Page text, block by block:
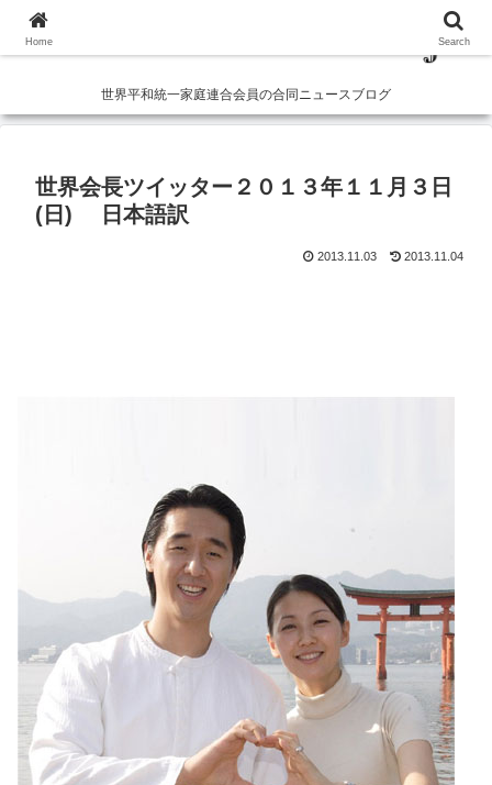
世界平和統一家庭連合会員の合同ニュースブログ
世界会長ツイッター２０１３年１１月３日
(日) 日本語訳
2013.11.03 2013.11.04
Home Search